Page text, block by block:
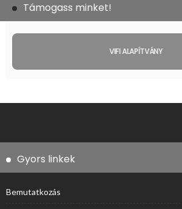
Támogass minket!
VIFI ALAPÍTVÁNY
Gyors linkek
Bemutatkozás